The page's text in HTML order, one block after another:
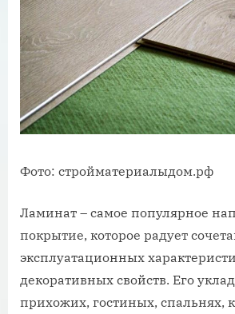
Фото: стройматериалыдом.рф
Ламинат – самое популярное
покрытие, которое радует
эксплуатационных
декоративных свойств. Его
прихожих, гостиных, спальнях,